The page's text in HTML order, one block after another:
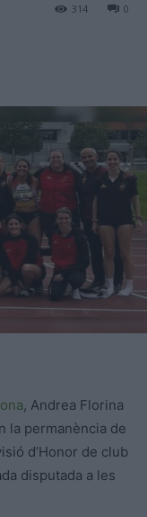
0
314
, Andrea Florina
la permanència de
d’Honor de club
disputada a les